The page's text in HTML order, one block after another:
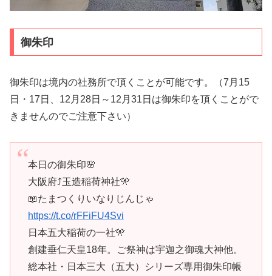
御朱印
御朱印は境内の社務所で頂くことが可能です。（7月15
日・17日、12月28日～12月31日は御朱印を頂くことがで
きませんのでご注意下さい）
本日の御朱印🌸
大阪府⤴玉造稲荷神社🎌
📖たまつくりいなりじんじゃ
https://t.co/rFFiFU4Svi
日本五大稲荷の一社🎌
創建垂仁天皇18年。ご祭神は宇迦之御魂大神他。
総本社・日本三大（五大）シリーズ専用御朱印帳